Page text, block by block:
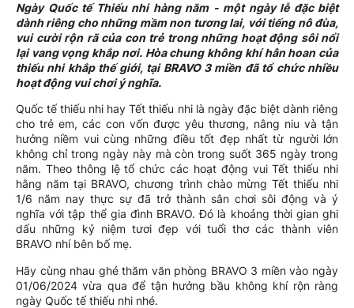
Ngày Quốc tế Thiếu nhi hàng năm - một ngày lễ đặc biệt
dành riêng cho những mầm non tương lai, với tiếng nô đùa,
vui cười rộn rã của con trẻ trong những hoạt động sôi nổi
lại vang vọng khắp nơi. Hòa chung không khí hân hoan của
thiếu nhi khắp thế giới, tại BRAVO 3 miền đã tổ chức nhiều
hoạt động vui chơi ý nghĩa.
Quốc tế thiếu nhi hay Tết thiếu nhi là ngày đặc biệt dành riêng
cho trẻ em, các con vốn được yêu thương, nâng niu và tận
hưởng niềm vui cùng những điều tốt đẹp nhất từ người lớn
không chỉ trong ngày này mà còn trong suốt 365 ngày trong
năm. Theo thông lệ tổ chức các hoạt động vui Tết thiếu nhi
hằng năm tại BRAVO, chương trình chào mừng Tết thiếu nhi
1/6 năm nay thực sự đã trở thành sân chơi sôi động và ý
nghĩa với tập thể gia đình BRAVO. Đó là khoảng thời gian ghi
dấu những kỷ niệm tươi đẹp với tuổi thơ các thành viên
BRAVO nhí bên bố mẹ.
Hãy cùng nhau ghé thăm văn phòng BRAVO 3 miền vào ngày
01/06/2024 vừa qua để tận hưởng bầu không khí rộn ràng
ngày Quốc tế thiếu nhi nhé.